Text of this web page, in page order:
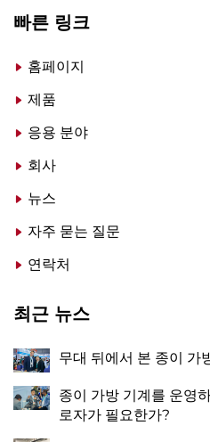
빠른 링크
홈페이지
제품
응용 분야
회사
뉴스
자주 묻는 질문
연락처
최근 뉴스
무대 뒤에서 본 종이 가
종이 가방 기계를 운영
로자가 필요한가?